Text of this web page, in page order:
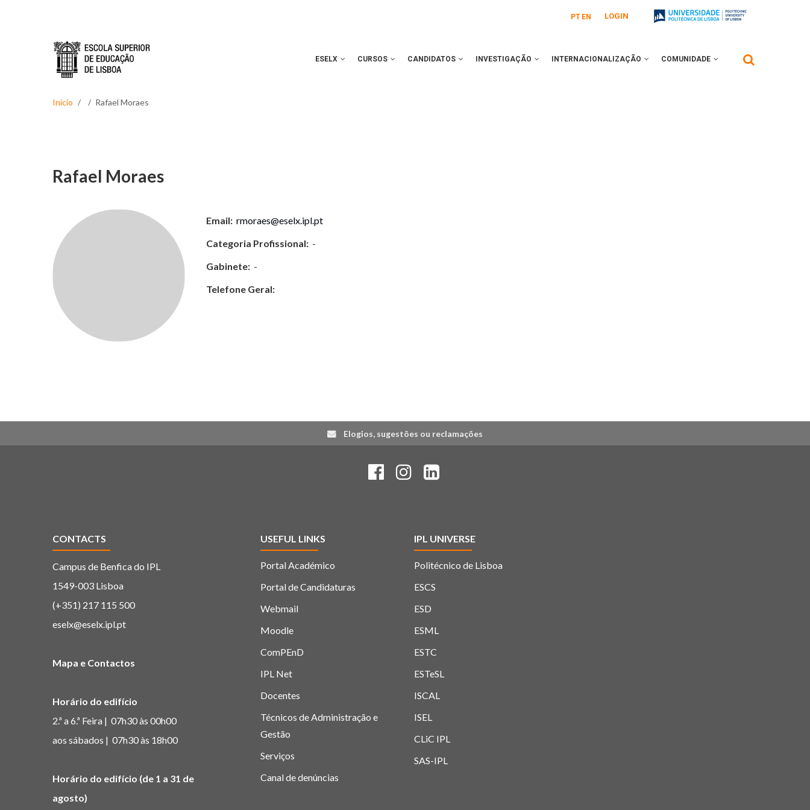
PT EN LOGIN
ESELX CURSOS CANDIDATOS INVESTIGAÇÃO INTERNACIONALIZAÇÃO COMUNIDADE
Início Rafael Moraes
Rafael Moraes
Email: rmoraes@eselx.ipl.pt
Categoria Profissional: -
Gabinete: -
Telefone Geral:
Elogios, sugestões ou reclamações
CONTACTS
Campus de Benfica do IPL
1549-003 Lisboa
(+351) 217 115 500
eselx@eselx.ipl.pt
Mapa e Contactos
Horário do edifício
2.ª a 6.ª Feira | 07h30 às 00h00
aos sábados | 07h30 às 18h00
Horário do edifício (de 1 a 31 de
agosto)
USEFUL LINKS
Portal Académico
Portal de Candidaturas
Webmail
Moodle
ComPEnD
IPL Net
Docentes
Técnicos de Administração e
Gestão
Serviços
Canal de denúncias
IPL UNIVERSE
Politécnico de Lisboa
ESCS
ESD
ESML
ESTC
ESTeSL
ISCAL
ISEL
CLiC IPL
SAS-IPL